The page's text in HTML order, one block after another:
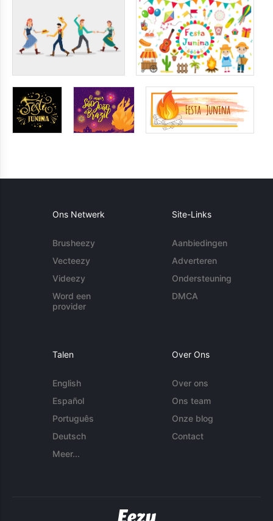
Ons Netwerk
Brusheezy
Vecteezy
Videezy
Word een
provider
Site-Links
Aanbiedingen
Adverteren
Ondersteuning
DMCA
Talen
English
Español
Português
Deutsch
Meer...
Over Ons
Over ons
Ons team
Onze blog
Contact